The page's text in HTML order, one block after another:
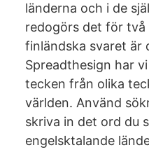
länderna och i de
redogörs det för
finländska svaret är
Spreadthesign har
tecken från olika
världen. Använd
skriva in det ord du
engelsktalande